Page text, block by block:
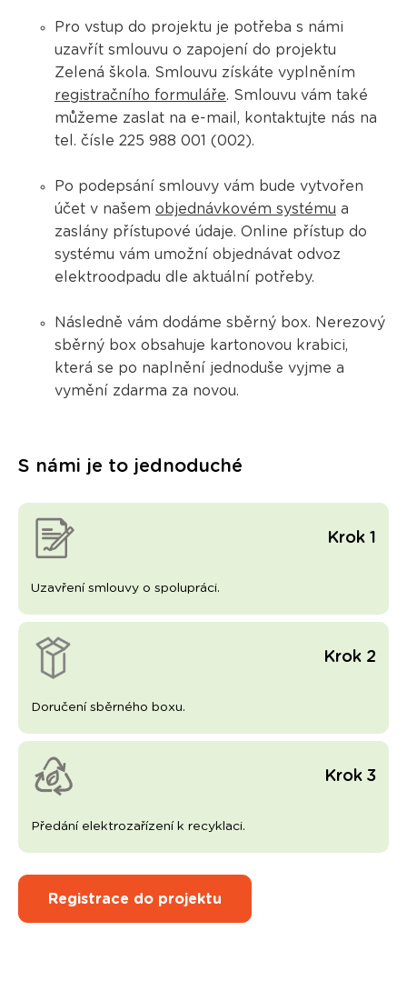
Pro vstup do projektu je potřeba s námi
uzavřít smlouvu o zapojení do projektu
Zelená škola. Smlouvu získáte vyplněním
registračního formuláře. Smlouvu vám také
můžeme zaslat na e-mail, kontaktujte nás na
tel. čísle 225 988 001 (002).
​​​​​​Po podepsání smlouvy vám bude vytvořen
účet v našem objednávkovém systému a
zaslány přístupové údaje. Online přístup do
systému vám umožní objednávat odvoz
elektroodpadu dle aktuální potřeby.
Následně vám dodáme sběrný box. Nerezový
sběrný box obsahuje kartonovou krabici,
která se po naplnění jednoduše vyjme a
vymění zdarma za novou.
S námi je to jednoduché
Krok 1
Uzavření smlouvy o spolupráci.
Krok 2
Doručení sběrného boxu.
Krok 3
Předání elektrozařízení k recyklaci.
Registrace do projektu